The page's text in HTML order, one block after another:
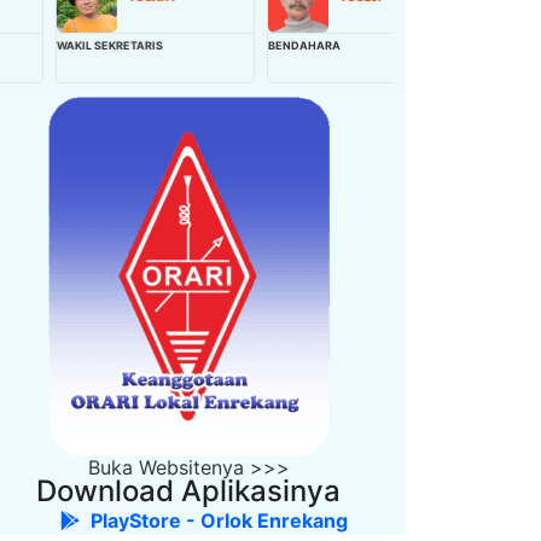
SEKRETARIS BENDAHARA
Buka Websitenya >>>
Download Aplikasinya
PlayStore - Orlok Enrekang